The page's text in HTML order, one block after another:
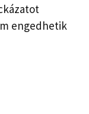
engedhetik